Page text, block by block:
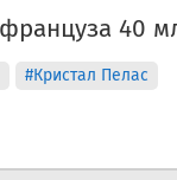
француза 40
#Кристал Пелас